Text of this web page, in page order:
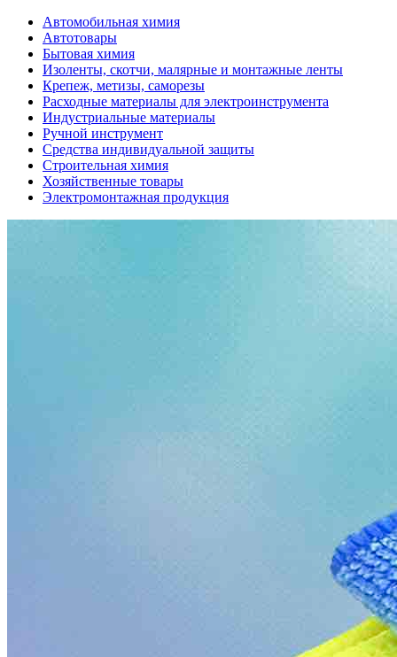
Автомобильная химия
Автотовары
Бытовая химия
Изоленты, скотчи, малярные и монтажные ленты
Крепеж, метизы, саморезы
Расходные материалы для электроинструмента
Индустриальные материалы
Ручной инструмент
Средства индивидуальной защиты
Строительная химия
Хозяйственные товары
Электромонтажная продукция